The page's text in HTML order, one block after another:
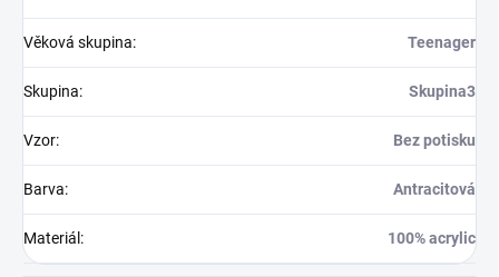
Věková skupina: Teenager
Skupina: Skupina3
Vzor: Bez potisku
Barva: Antracitová
Materiál : 100% acrylic